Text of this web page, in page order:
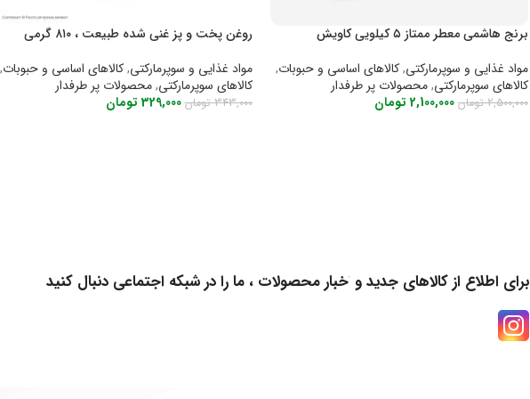
برنج هاشمی معطر ممتاز ۵ کیلویی کاویش
مواد غذایی و سوپرمارکتی,کالاهای اساسی و حبوبات,
کالاهای سوپرمارکتی,محصولات پر طرفدار
2,500,000 تومان 2,100,000 تومان
روغن پخت و پز غنی شده طبیعت ، ۸۱۰ گرمی
مواد غذایی و سوپرمارکتی,کالاهای اساسی و حبوبات,
کالاهای سوپرمارکتی,محصولات پر طرفدار
343,000 تومان 329,000 تومان
برای اطلاع از کالاهای جدید و اخبار محصولات ، ما را در شبکه اجتماعی دنبال کنید